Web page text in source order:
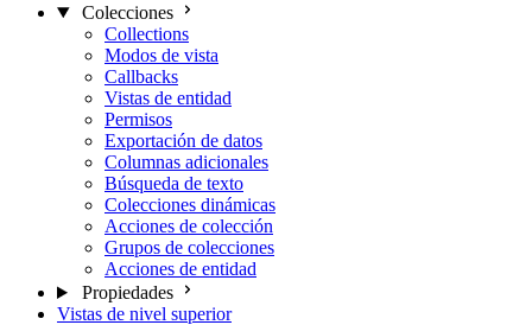
Colecciones
Collections
Modos de vista
Callbacks
Vistas de entidad
Permisos
Exportación de datos
Columnas adicionales
Búsqueda de texto
Colecciones dinámicas
Acciones de colección
Grupos de colecciones
Acciones de entidad
Propiedades
Vistas de nivel superior